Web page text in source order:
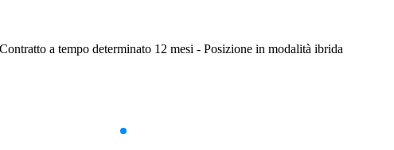
a tempo determinato 12 mesi - Posizione in modalità ibrida